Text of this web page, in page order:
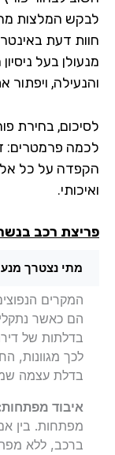
המלצות
דעת באינטרנט.
בעל ניסיון
ויפתור את
בחירת פורץ
פרמטרים: זמן
על כל אלה
רכב בנשר
מתי נצטרך מנעולן?
המקרים הנפוצים
הם כאשר נתקלים
בדלתות של דירה,
לכך מגוונות, החל
בדלת עצמה
איבוד מפתחות:אחד
מפתחות. בין אם
ברכב, ללא מפתח